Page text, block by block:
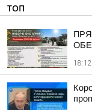
ТОП
18:12